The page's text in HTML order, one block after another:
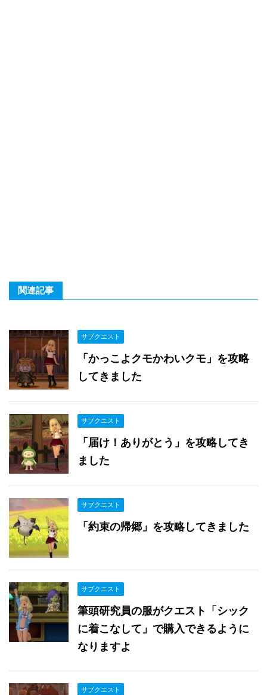
関連記事
サブクエスト
「かっこよクモかわいクモ」を攻略
してきました
サブクエスト
「届け！ありがとう」を攻略してき
ました
サブクエスト
「約束の帰郷」を攻略してきました
サブクエスト
筆頭研究員の服がクエスト「シック
に着こなして」で購入できるように
なりますよ
サブクエスト